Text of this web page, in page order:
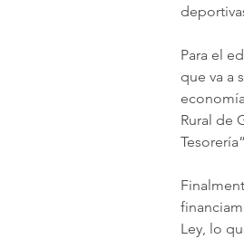
Para el
que va a
Rural de
Ley, lo